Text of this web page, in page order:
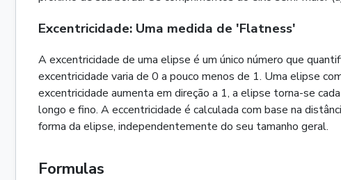
Excentricidade: Uma medida de 'Flatness'
A excentricidade de uma elipse é um único número que
excentricidade varia de 0 a pouco menos de 1. Uma elipse
excentricidade aumenta em direção a 1, a elipse torna-se
longo e fino. A eccentricidade é calculada com base na
forma da elipse, independentemente do seu tamanho geral.
Formulas